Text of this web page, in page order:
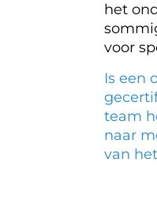
het
voor
Is een
team
naar
van